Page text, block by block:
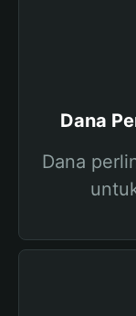
Dana
Dana